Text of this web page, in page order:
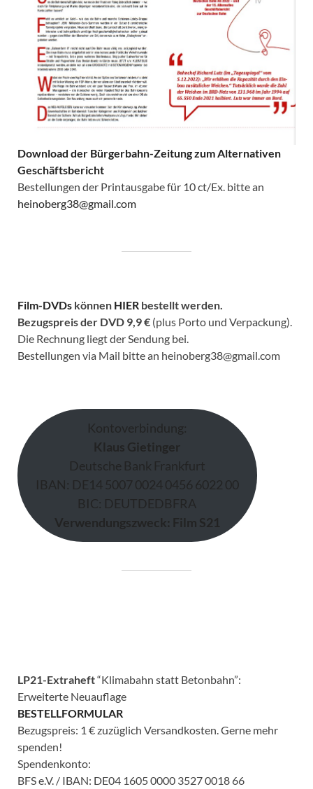
Download der Bürgerbahn-Zeitung zum Alternativen
Geschäftsbericht
Bestellungen der Printausgabe für 10 ct/Ex. bitte an
heinoberg38@gmail.com
Film-DVDs können HIER bestellt werden.
Bezugspreis der DVD 9,9 € (plus Porto und Verpackung).
Die Rechnung liegt der Sendung bei.
Bestellungen via Mail bitte an heinoberg38@gmail.com
Kontoverbindung:
Klaus Gietinger
Deutsche Bank Frankfurt
IBAN: DE14 5007 0024 0456 6022 00
BIC: DEUTDEDBFRA
Verwendungszweck: Film S21
LP21-Extraheft“Klimabahn statt Betonbahn”:
Erweiterte Neuauflage
BESTELLFORMULAR
Bezugspreis: 1 € zuzüglich Versandkosten. Gerne mehr
spenden!
Spendenkonto:
BFS e.V. / IBAN: DE04 1605 0000 3527 0018 66